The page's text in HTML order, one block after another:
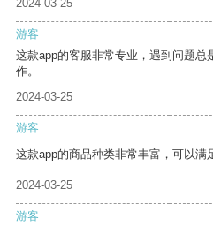
2024-03-25
游客
这款app的客服非常专业，遇到问题
作。
2024-03-25
游客
这款app的商品种类非常丰富，可以满
2024-03-25
游客